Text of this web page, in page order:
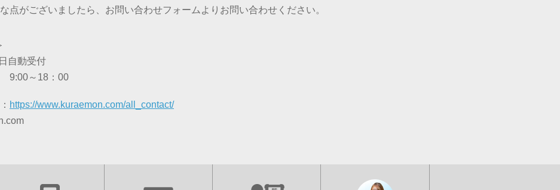
点がございましたら、お問い合わせフォームよりお問い合わせください。
自動受付
9:00～18：00
https://www.kuraemon.com/all_contact/